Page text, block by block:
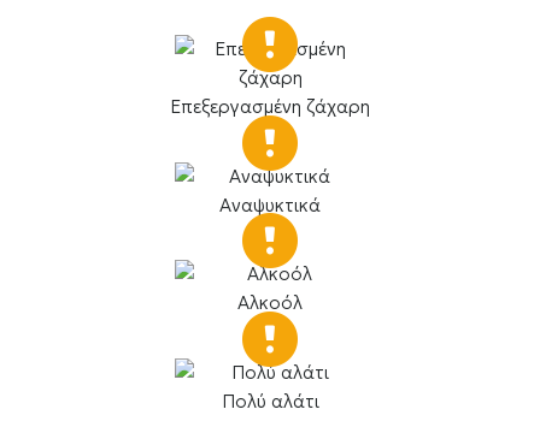
Επεξεργασμένη ζάχαρη
Αναψυκτικά
Αλκοόλ
Πολύ αλάτι